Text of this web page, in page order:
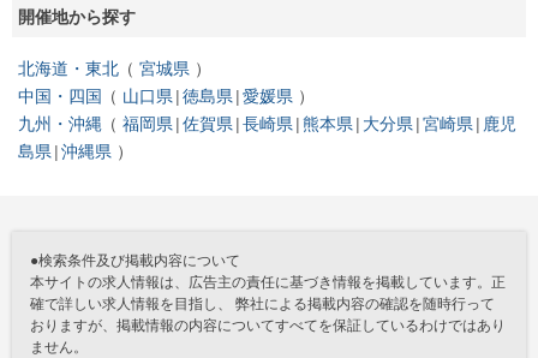
開催地から探す
北海道・東北
宮城県
中国・四国
山口県 徳島県 愛媛県
九州・沖縄
福岡県 佐賀県 長崎県 熊本県 大分県 宮崎県
鹿児
島県 沖縄県
●検索条件及び掲載内容について
本サイトの求人情報は、広告主の責任に基づき情報を掲載しています。正
確で詳しい求人情報を目指し、 弊社による掲載内容の確認を随時行って
おりますが、掲載情報の内容についてすべてを保証しているわけではあり
ません。